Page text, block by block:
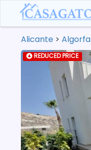
Alicante > Algorfa
REDUCED PRICE